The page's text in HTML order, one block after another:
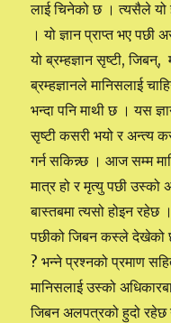
लाई चिनेको छ । त्यसैले यो
। यो ज्ञान प्राप्त भए
यो ब्रम्हज्ञान सृष्टी,
ब्रम्हज्ञानले मानिसलाई
भन्दा पनि माथी छ । यस
सृष्टी कसरी भयो र अन्त्य
गर्न सकिन्न्छ । आज सम्म
मात्र हो र मृत्यु पछी
बास्तबमा त्यसो होइन
पछीको जिबन कस्ले देखेको
? भन्ने प्रश्नको प्रमाण
मानिसलाई उस्को
जिबन अलपत्रको हुदो रहेछ